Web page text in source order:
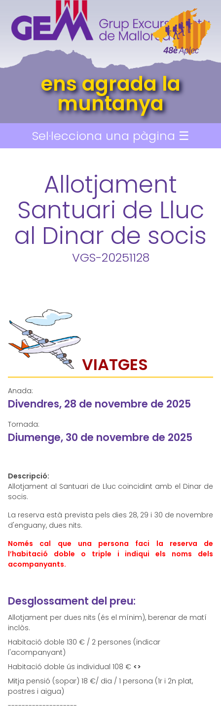
ens agrada la
muntanya
Sel·lecciona una pàgina ☰
Allotjament
Santuari de Lluc
al Dinar de socis
VGS-20251128
VIATGES
Anada:
Divendres, 28 de novembre de 2025
Tornada:
Diumenge, 30 de novembre de 2025
Descripció:
Allotjament al Santuari de Lluc coincidint amb el Dinar de
socis.
La reserva està prevista pels dies 28, 29 i 30 de novembre
d'enguany, dues nits.
Només cal que una persona faci la reserva de
l’habitació doble o triple i indiqui els noms dels
acompanyants.
Desglossament del preu:
Allotjament per dues nits (és el mínim), berenar de matí
inclòs.
Habitació doble 130 € / 2 persones (indicar
l'acompanyant)
Habitació doble ús individual 108 € <>
Mitja pensió (sopar) 18 €/ dia / 1 persona (1r i 2n plat,
postres i aigua)
--------------------